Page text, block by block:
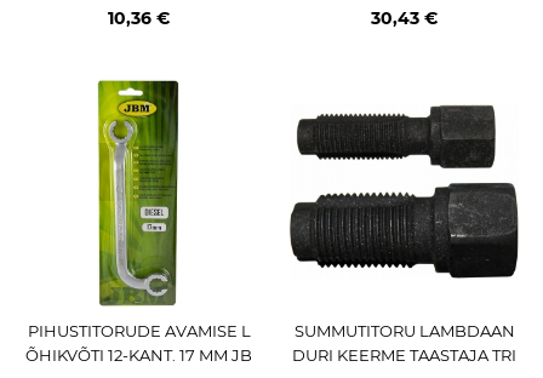
X1.5 TRIUMF
10,36 €
TRIUMF
30,43 €
PIHUSTITORUDE AVAMISE L
ÕHIKVÕTI 12-KANT. 17 MM JB
SUMMUTITORU LAMBDAAN
DURI KEERME TAASTAJA TRI